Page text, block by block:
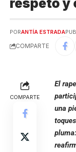
PORANTÍA ESTRADA
COMPARTE
COMPARTE
El
una